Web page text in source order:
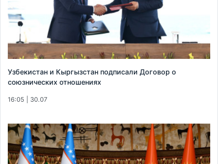
Узбекистан и Кыргызстан подписали Договор о
союзнических отношениях
16:05 | 30.07